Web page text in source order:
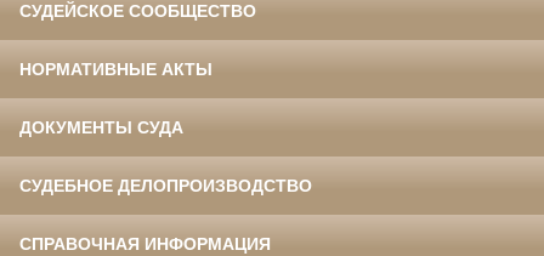
СУДЕЙСКОЕ СООБЩЕСТВО
НОРМАТИВНЫЕ АКТЫ
ДОКУМЕНТЫ СУДА
СУДЕБНОЕ ДЕЛОПРОИЗВОДСТВО
СПРАВОЧНАЯ ИНФОРМАЦИЯ